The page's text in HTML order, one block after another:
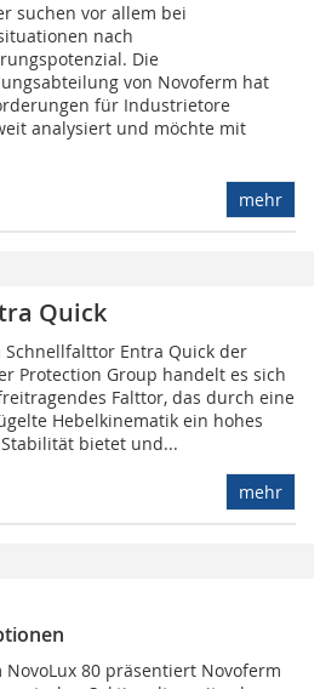
suchen vor allem bei
nach
Die
von Novoferm hat
für Industrietore
analysiert und möchte mit
mehr
Quick
Schnellfalttor Entra Quick der
Protection Group handelt es sich
Falttor, das durch eine
Hebelkinematik ein hohes
bietet und...
mehr
NovoLux 80 präsentiert Novoferm